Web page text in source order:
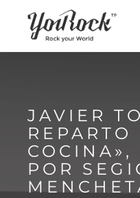
JAVIER
REPARTO
POR